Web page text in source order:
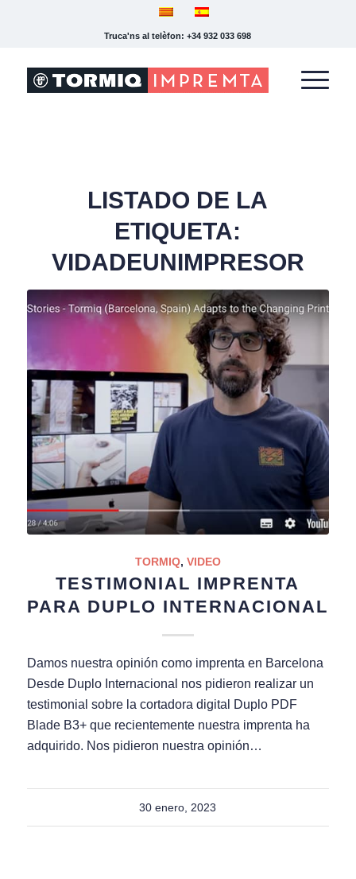
Truca'ns al telèfon: +34 932 033 698
LISTADO DE LA
ETIQUETA:
VIDADEUNIMPRESOR
TORMIQ, VIDEO
TESTIMONIAL IMPRENTA
PARA DUPLO INTERNACIONAL
Damos nuestra opinión como imprenta en Barcelona
Desde Duplo Internacional nos pidieron realizar un
testimonial sobre la cortadora digital Duplo PDF
Blade B3+ que recientemente nuestra imprenta ha
adquirido. Nos pidieron nuestra opinión…
30 enero, 2023